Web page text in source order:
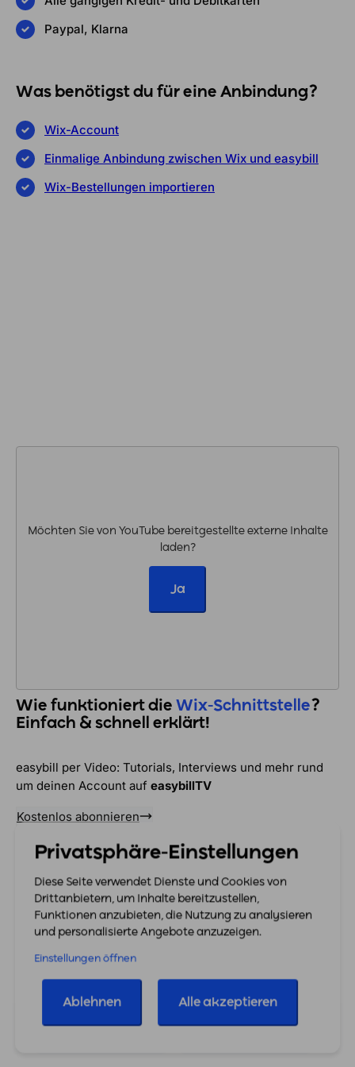
Was benötigst du für eine Anbindung?
Wix-Account
Einmalige Anbindung zwischen Wix und easybill
Wix-Bestellungen importieren
Paypal, Klarna
Wie funktioniert die Wix-Schnittstelle?
Einfach & schnell erklärt!
easybill per Video: Tutorials, Interviews und mehr rund
um deinen Account auf easybillTV
Kostenlos abonnieren
Möchten Sie von YouTubebereitgestellte externe Inhalte
laden?
Ja
40+ Anbindungen
vonMarktplätzen und
Onlineshops
Privatsphäre-Einstellungen
Diese Seite verwendet Dienste und Cookies von
Drittanbietern, um Inhalte bereitzustellen,
Funktionen anzubieten, die Nutzung zu analysieren
und personalisierte Angebote anzuzeigen.
Einstellungen öffnen
Ablehnen Alle akzeptieren